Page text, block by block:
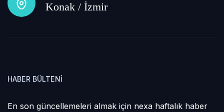
Konak / İzmir
HABER BÜLTENI
En son güncellemeleri almak için nexa haftalık haber